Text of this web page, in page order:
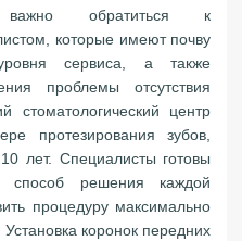
важно обратиться к
которые имеют почву
сервиса, а также
проблемы отсутствия
стоматологический центр
протезирования зубов,
лет. Специалисты готовы
способ решения каждой
процедуру максимально
коронок передних